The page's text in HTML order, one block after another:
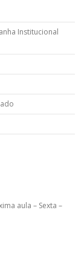
Institucional
aula – Sexta –